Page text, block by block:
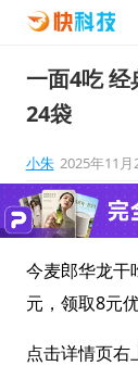
一面4吃
24袋
小朱 2025年11月
今麦郎华龙干
元，领取8元优
点击详情页右